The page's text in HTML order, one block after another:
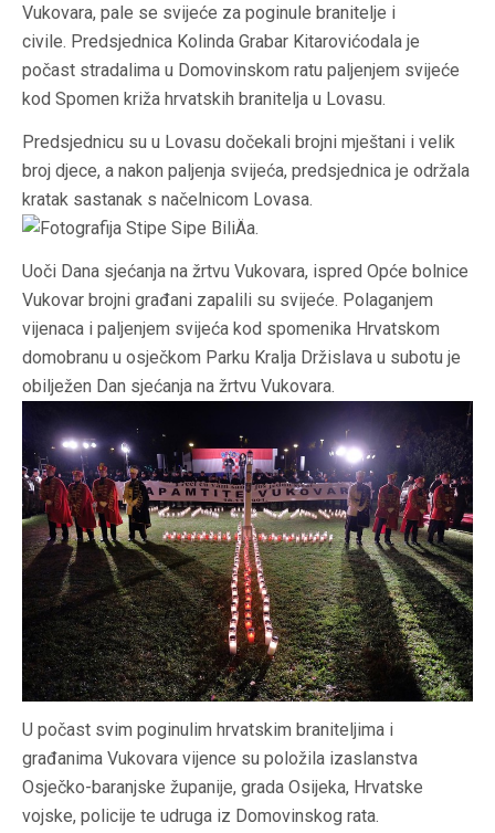
Vukovara, pale se svijeće za poginule branitelje i
civile. Predsjednica Kolinda Grabar Kitarovićodala je
počast stradalima u Domovinskom ratu paljenjem svijeće
kod Spomen križa hrvatskih branitelja u Lovasu.
Predsjednicu su u Lovasu dočekali brojni mještani i velik
broj djece, a nakon paljenja svijeća, predsjednica je održala
kratak sastanak s načelnicom Lovasa.
Uoči Dana sjećanja na žrtvu Vukovara, ispred Opće bolnice
Vukovar brojni građani zapalili su svijeće. Polaganjem
vijenaca i paljenjem svijeća kod spomenika Hrvatskom
domobranu u osječkom Parku Kralja Držislava u subotu je
obilježen Dan sjećanja na žrtvu Vukovara.
U počast svim poginulim hrvatskim braniteljima i
građanima Vukovara vijence su položila izaslanstva
Osječko-baranjske županije, grada Osijeka, Hrvatske
vojske, policije te udruga iz Domovinskog rata.